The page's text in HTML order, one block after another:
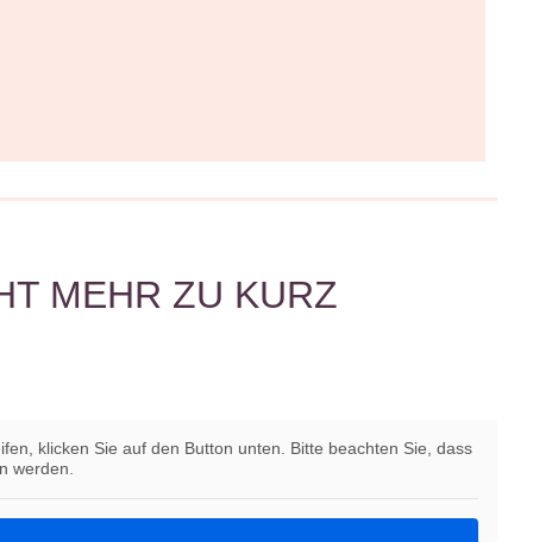
MEHR ZU KURZ
klicken Sie auf den Button unten. Bitte beachten Sie, dass
werden.